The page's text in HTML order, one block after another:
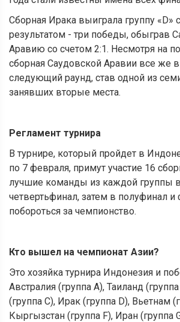
Сборная Ирака выиграла группу «D»
результатом - три победы, обыграв
Аравию со счетом 2:1. Несмотря на
сборная Саудовской Аравии все же
следующий раунд, став одной из
занявших вторые места.
Регламент турнира
В турнире, который пройдет в
по 7 февраля, примут участие 16
лучшие команды из каждой группы
четвертьфинал, затем в полуфинал и
побороться за чемпионство.
Кто вышел на чемпионат Азии?
Это хозяйка турнира Индонезия и
Австралия (группа A), Таиланд
(группа C), Ирак (группа D), Вьетнам
Кыргызстан (группа F), Иран (группа